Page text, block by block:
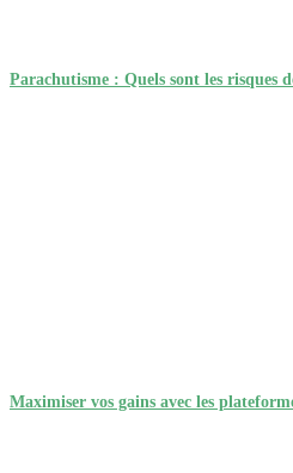
Parachutisme : Quels sont les risques
Maximiser vos gains avec les